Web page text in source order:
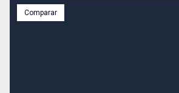
Comparar